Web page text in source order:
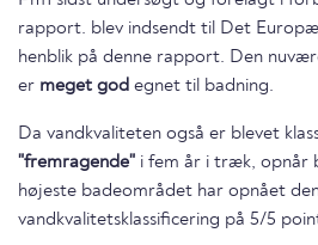
rapport. blev indsendt til Det
henblik på denne rapport. Den
er meget god egnet til badning.
Da vandkvaliteten også er blevet
"fremragende" i fem år i træk, opnår
højeste badeområdet har opnået
vandkvalitetsklassificering på 5/5